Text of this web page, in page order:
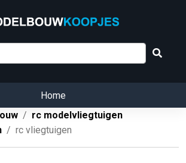
Home
rc modelvliegtuigen
rc vliegtuigen